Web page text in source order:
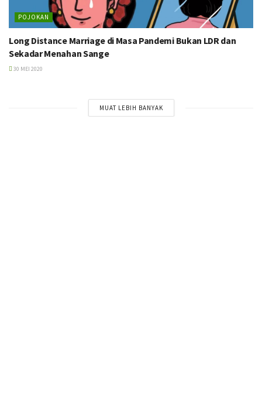
POJOKAN
Long Distance Marriage di Masa Pandemi Bukan LDR dan
Sekadar Menahan Sange
30 MEI 2020
MUAT LEBIH BANYAK